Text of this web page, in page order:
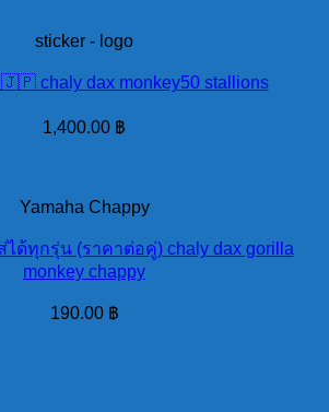
sticker - logo
🇯🇵 chaly dax monkey50 stallions
1,400.00 ฿
Yamaha Chappy
ได้ทุกรุ่น (ราคาต่อคู่) chaly dax gorilla
monkey chappy
190.00 ฿